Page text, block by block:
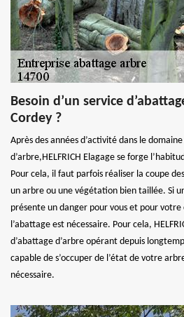
Besoin d’un service
Cordey ?
Après des années d’activité dans le
d’arbre,HELFRICH Elagage se forge
Pour cela, il faut parfois réaliser la coupe
un arbre ou une végétation bien taillée. Si
présente un danger pour vous et pour votre
l’abattage est nécessaire. Pour cela,
d’abattage d’arbre opérant depuis
capable de s’occuper de l’état de votre
nécessaire.